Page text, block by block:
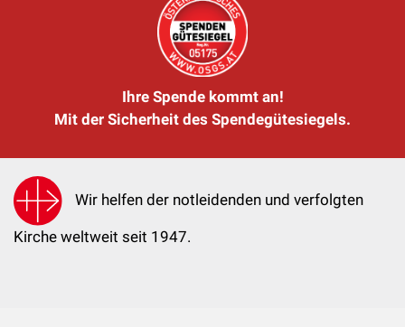
Ihre Spende kommt an!
Mit der Sicherheit des Spendegütesiegels.
Wir helfen der notleidenden und verfolgten
Kirche weltweit seit 1947.